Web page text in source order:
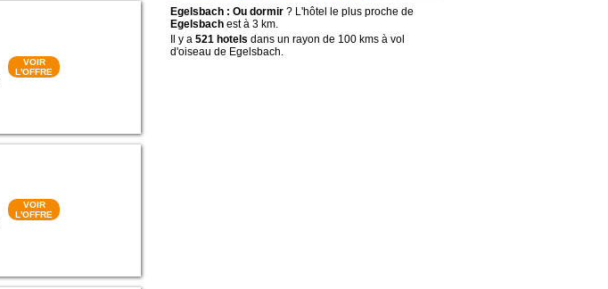
VOIR
L'OFFRE
VOIR
L'OFFRE
Egelsbach : Ou dormir? L'hôtel le plus proche de
Egelsbachest à 3 km.
Il y a 521 hotels dans un rayon de 100 kms à vol
d'oiseau de Egelsbach.